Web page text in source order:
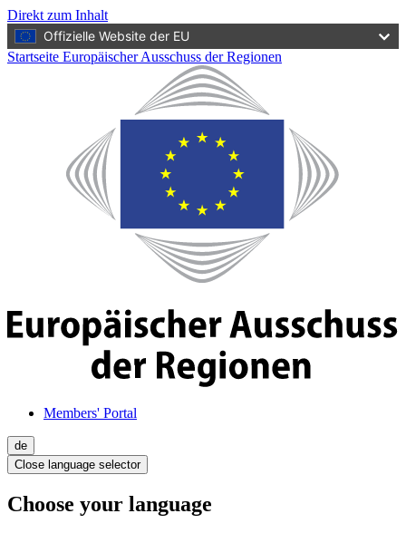
Direkt zum Inhalt
Offizielle Website der EU
Startseite Europäischer Ausschuss der Regionen
Members' Portal
de
Close language selector
Choose your language